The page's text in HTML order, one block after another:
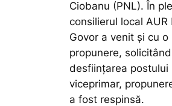
Ciobanu (PNL). În
consilierul local AUR
Govor a venit și cu o
propunere, solicitând
desființarea postului
viceprimar,
a fost respinsă.